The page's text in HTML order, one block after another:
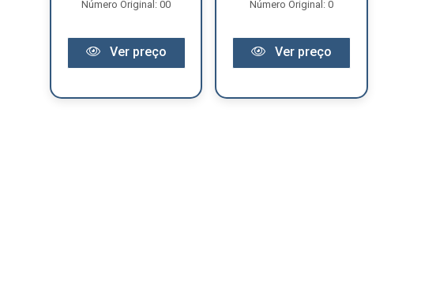
Número Original: 00
Ver preço
Número Original: 0
Ver preço